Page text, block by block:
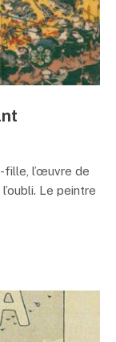
fille, l’œuvre de
Le peintre